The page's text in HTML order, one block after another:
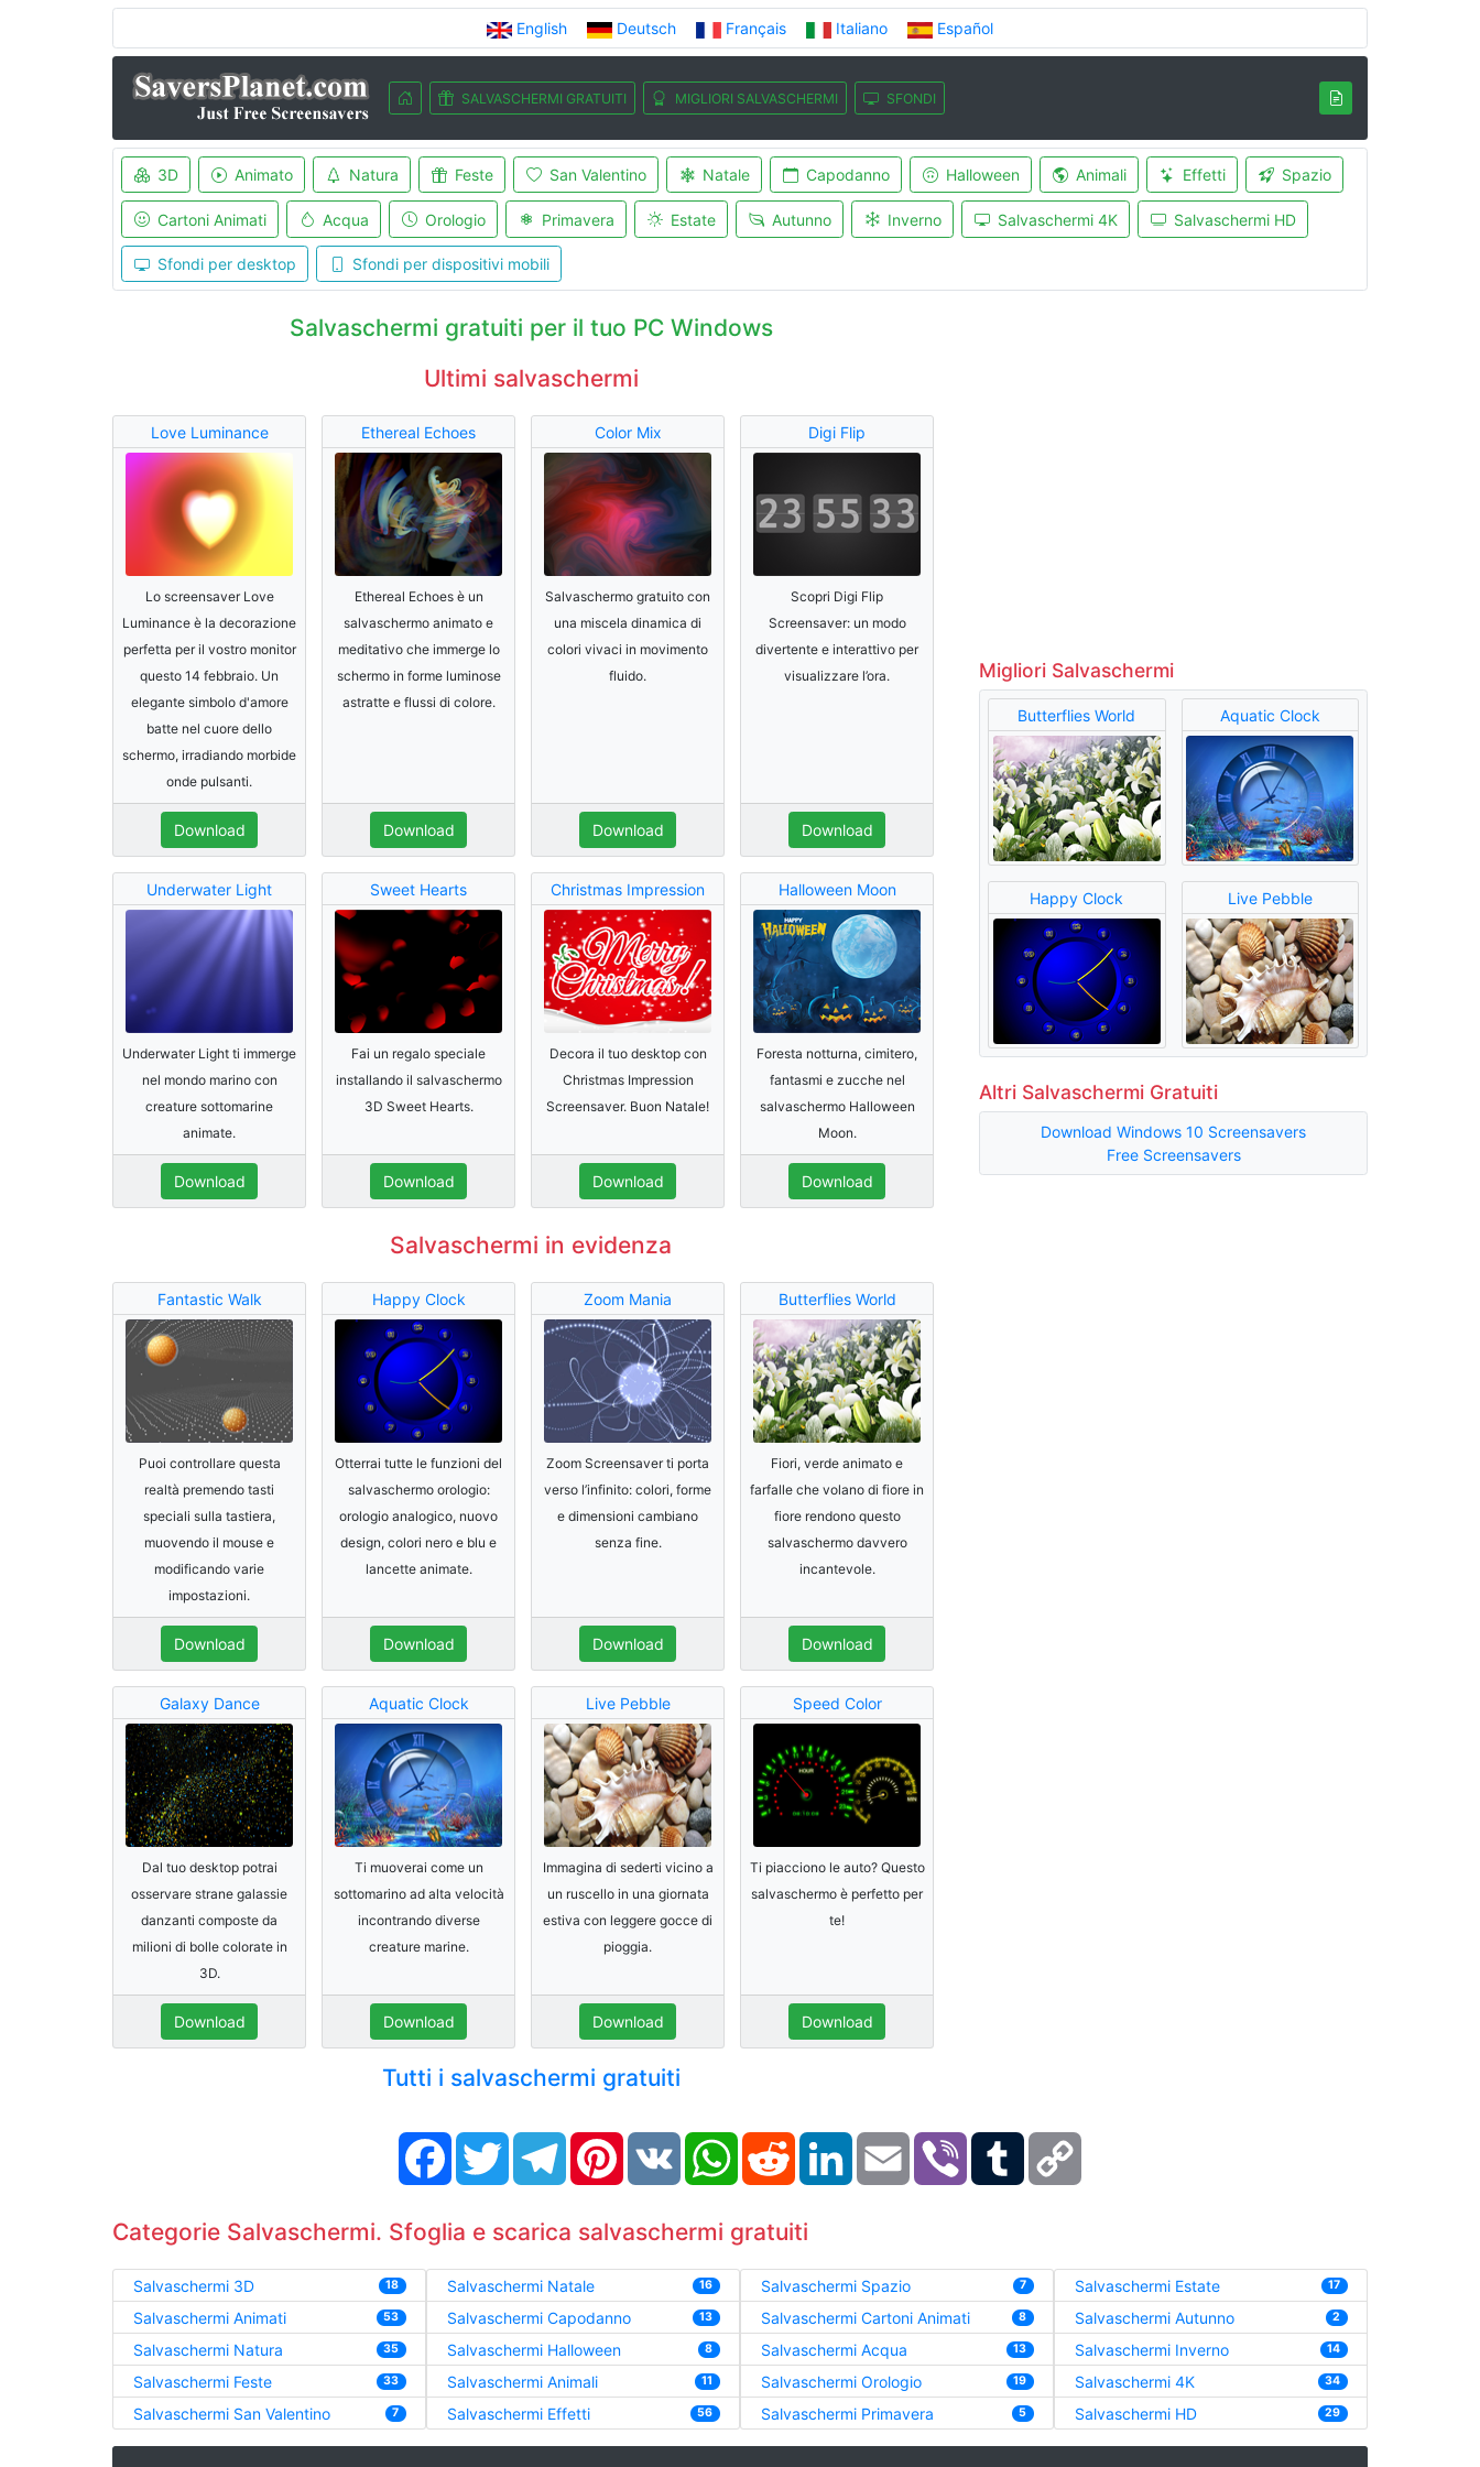
English Deutsch Français Italiano Español
SALVASCHERMI GRATUITI MIGLIORI SALVASCHERMI SFONDI
3D Animato Natura Feste San Valentino Natale Capodanno Halloween Animali Effetti Spazio
Cartoni Animati Acqua Orologio Primavera Estate Autunno Inverno Salvaschermi 4K Salvaschermi HD
Sfondi per desktop Sfondi per dispositivi mobili
Salvaschermi gratuiti per il tuo PC Windows
Ultimi salvaschermi
Love Luminance
Lo screensaver Love
Luminance è la decorazione
perfetta per il vostro monitor
questo 14 febbraio. Un
elegante simbolo d'amore
batte nel cuore dello
schermo, irradiando morbide
onde pulsanti.
Download
Ethereal Echoes
Ethereal Echoes è un
salvaschermo animato e
meditativo che immerge lo
schermo in forme luminose
astratte e flussi di colore.
Download
Color Mix
Salvaschermo gratuito con
una miscela dinamica di
colori vivaci in movimento
fluido.
Download
Digi Flip
Scopri Digi Flip
Screensaver: un modo
divertente e interattivo per
visualizzare l’ora.
Download
Underwater Light
Underwater Light ti immerge
nel mondo marino con
creature sottomarine
animate.
Download
Sweet Hearts
Fai un regalo speciale
installando il salvaschermo
3D Sweet Hearts.
Download
Christmas Impression
Decora il tuo desktop con
Christmas Impression
Screensaver. Buon Natale!
Download
Halloween Moon
Foresta notturna, cimitero,
fantasmi e zucche nel
salvaschermo Halloween
Moon.
Download
Salvaschermi in evidenza
Fantastic Walk
Puoi controllare questa
realtà premendo tasti
speciali sulla tastiera,
muovendo il mouse e
modificando varie
impostazioni.
Download
Happy Clock
Otterrai tutte le funzioni del
salvaschermo orologio:
orologio analogico, nuovo
design, colori nero e blu e
lancette animate.
Download
Zoom Mania
Zoom Screensaver ti porta
verso l’infinito: colori, forme
e dimensioni cambiano
senza fine.
Download
Butterflies World
Fiori, verde animato e
farfalle che volano di fiore in
fiore rendono questo
salvaschermo davvero
incantevole.
Download
Galaxy Dance
Dal tuo desktop potrai
osservare strane galassie
danzanti composte da
milioni di bolle colorate in
3D.
Download
Aquatic Clock
Ti muoverai come un
sottomarino ad alta velocità
incontrando diverse
creature marine.
Download
Live Pebble
Immagina di sederti vicino a
un ruscello in una giornata
estiva con leggere gocce di
pioggia.
Download
Speed Color
Ti piacciono le auto? Questo
salvaschermo è perfetto per
te!
Download
Tutti i salvaschermi gratuiti
Migliori Salvaschermi
Butterflies World Aquatic Clock
Happy Clock Live Pebble
Altri Salvaschermi Gratuiti
Download Windows 10 Screensavers
Free Screensavers
FacebookTwitter TelegramPinterestVK WhatsAppReddit LinkedIn Email Viber Tumblr
Categorie Salvaschermi. Sfoglia e scarica salvaschermi gratuiti
Salvaschermi 3D 18
Salvaschermi Animati 53
Salvaschermi Natura 35
Salvaschermi Feste 33
Salvaschermi San Valentino 7
Salvaschermi Natale 16
Salvaschermi Capodanno 13
Salvaschermi Halloween 8
Salvaschermi Animali 11
Salvaschermi Effetti 56
Salvaschermi Spazio 7
Salvaschermi Cartoni Animati 8
Salvaschermi Acqua 13
Salvaschermi Orologio 19
Salvaschermi Primavera 5
Salvaschermi Estate 17
Salvaschermi Autunno 2
Salvaschermi Inverno 14
Salvaschermi 4K 34
Salvaschermi HD 29